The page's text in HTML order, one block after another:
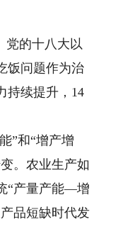
的十八大以
饭问题作为治
持续提升，14
”和“增产增
。农业生产如
“产量产能—增
品短缺时代发